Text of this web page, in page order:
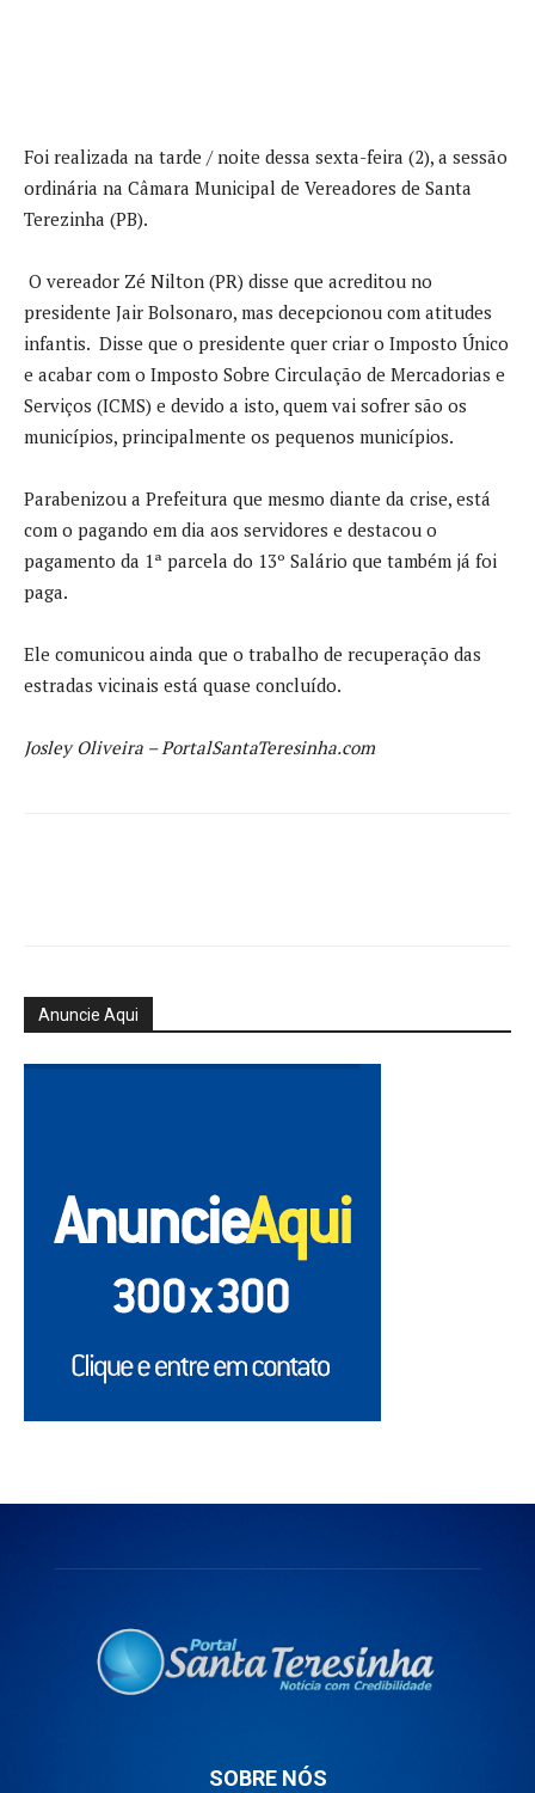
Foi realizada na tarde / noite dessa sexta-feira (2), a sessão
ordinária na Câmara Municipal de Vereadores de Santa
Terezinha (PB).
O vereador Zé Nilton (PR) disse que acreditou no
presidente Jair Bolsonaro, mas decepcionou com atitudes
infantis. Disse que o presidente quer criar o Imposto Único
e acabar com o Imposto Sobre Circulação de Mercadorias e
Serviços (ICMS) e devido a isto, quem vai sofrer são os
municípios, principalmente os pequenos municípios.
Parabenizou a Prefeitura que mesmo diante da crise, está
com o pagando em dia aos servidores e destacou o
pagamento da 1ª parcela do 13º Salário que também já foi
paga.
Ele comunicou ainda que o trabalho de recuperação das
estradas vicinais está quase concluído.
Josley Oliveira – PortalSantaTeresinha.com
Anuncie Aqui
SOBRE NÓS